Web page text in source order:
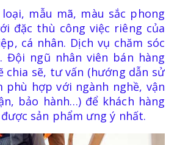
mẫu mã, màu sắc phong
đặc thù công việc riêng của
cá nhân. Dịch vụ chăm sóc
Đội ngũ nhân viên bán hàng
chia sẽ, tư vấn (hướng dẫn sử
phù hợp với ngành nghề, vận
bảo hành…) để khách hàng
sản phẩm ưng ý nhất.